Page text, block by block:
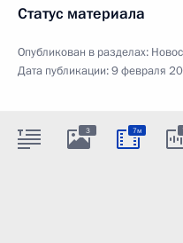
Статус материала
Опубликован в разделах:
Дата публикации:9 февраля
3 7м